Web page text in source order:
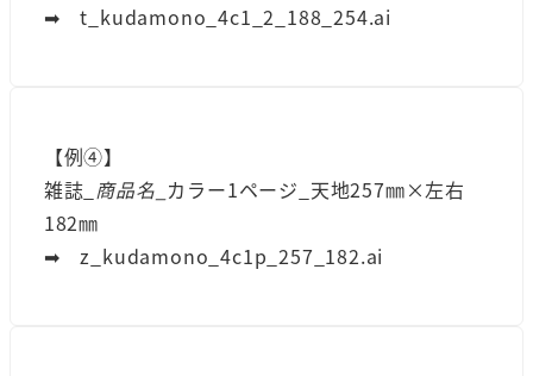
➡︎ t_kudamono_4c1_2_188_254.ai
【例④】
雑誌_ 商品名_ カラー1ページ_天地257㎜×左右
182㎜
➡︎ z_kudamono_4c1p_257_182.ai